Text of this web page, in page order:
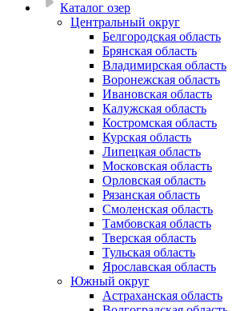
Каталог озер
Центральный округ
Белгородская область
Брянская область
Владимирская область
Воронежская область
Ивановская область
Калужская область
Костромская область
Курская область
Липецкая область
Московская область
Орловская область
Рязанская область
Смоленская область
Тамбовская область
Тверская область
Тульская область
Ярославская область
Южный округ
Астраханская область